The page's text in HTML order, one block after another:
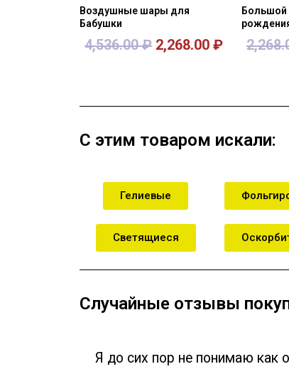
Воздушные шары для
Бабушки
4,536.00₽ 2,268.00₽
Большой
С этим товаром искали:
Гелиевые
Светящиеся
Случайные отзывы
Я до сих пор не понимаю как